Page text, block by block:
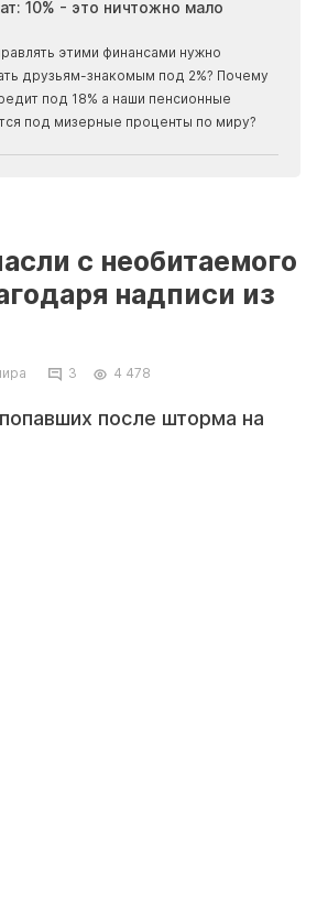
10% - это ничтожно мало
этими финансами нужно
друзьям-знакомым под 2%? Почему
под 18% а наши пенсионные
под мизерные проценты по миру?
с необитаемого
надписи из
3 4 478
после шторма на